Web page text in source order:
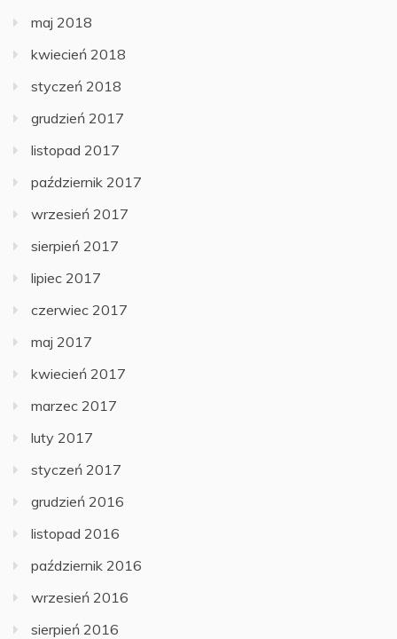
maj 2018
kwiecień 2018
styczeń 2018
grudzień 2017
listopad 2017
październik 2017
wrzesień 2017
sierpień 2017
lipiec 2017
czerwiec 2017
maj 2017
kwiecień 2017
marzec 2017
luty 2017
styczeń 2017
grudzień 2016
listopad 2016
październik 2016
wrzesień 2016
sierpień 2016